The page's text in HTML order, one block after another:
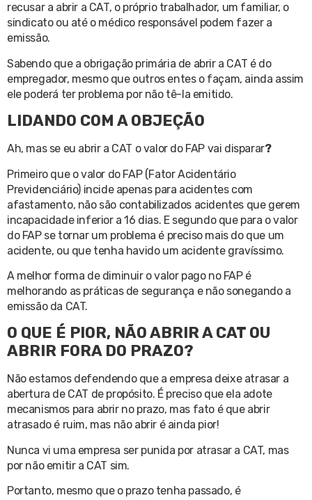
recusar a abrir a CAT, o próprio trabalhador, um familiar, o
sindicato ou até o médico responsável podem fazer a
emissão.
Sabendo que a obrigação primária de abrir a CAT é do
empregador, mesmo que outros entes o façam, ainda assim
ele poderá ter problema por não tê-la emitido.
LIDANDO COM A OBJEÇÃO
Ah, mas se eu abrir a CAT o valor do FAP vai disparar?
Primeiro que o valor do FAP (Fator Acidentário
Previdenciário) incide apenas para acidentes com
afastamento, não são contabilizados acidentes que gerem
incapacidade inferior a 16 dias. E segundo que para o valor
do FAP se tornar um problema é preciso mais do que um
acidente, ou que tenha havido um acidente gravíssimo.
A melhor forma de diminuir o valor pago no FAP é
melhorando as práticas de segurança e não sonegando a
emissão da CAT.
O QUE É PIOR, NÃO ABRIR A CAT OU
ABRIR FORA DO PRAZO?
Não estamos defendendo que a empresa deixe atrasar a
abertura de CAT de propósito. É preciso que ela adote
mecanismos para abrir no prazo, mas fato é que abrir
atrasado é ruim, mas não abrir é ainda pior!
Nunca vi uma empresa ser punida por atrasar a CAT, mas
por não emitir a CAT sim.
Portanto, mesmo que o prazo tenha passado, é